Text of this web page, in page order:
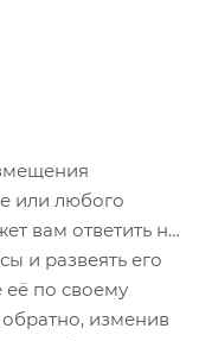
или любого
вам ответить на
и развеять его
её по своему
изменив